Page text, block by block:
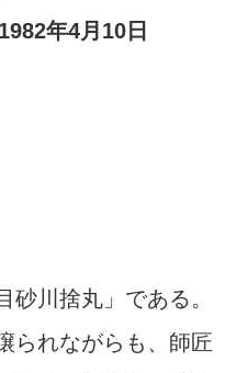
年4月10日
川捨丸」である。
られながらも、師匠